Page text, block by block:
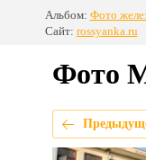
Альбом: Фото
Сайт: rossyanka.ru
Фото